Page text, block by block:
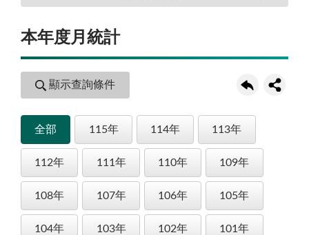
本年度月統計
顯示查詢條件
全部 115年 114年 113年
112年 111年 110年 109年
108年 107年 106年 105年
104年 103年 102年 101年